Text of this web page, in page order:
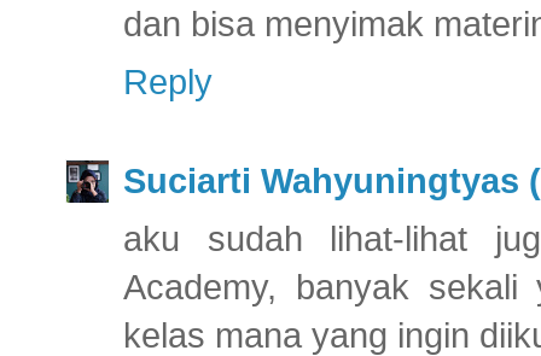
dan bisa menyimak
Reply
Suciarti Wahyuningtyas
aku sudah lihat-lihat
Academy, banyak
kelas mana yang ingin